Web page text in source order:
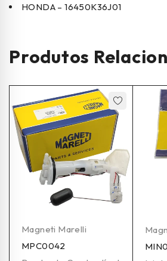
HONDA – 16450K36J01
Produtos
Magneti Marelli
MPC0042